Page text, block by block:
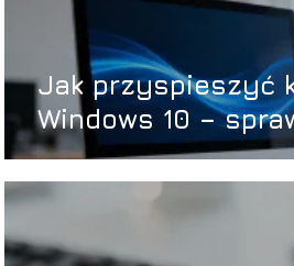
Jak przyspieszyć
Windows 10 –
sposoby